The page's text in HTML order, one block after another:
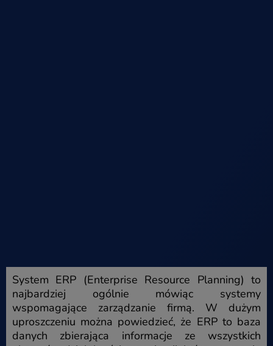
System ERP (Enterprise Resource Planning) to
najbardziej ogólnie mówiąc systemy
wspomagające zarządzanie firmą. W dużym
uproszczeniu można powiedzieć, że ERP to baza
danych zbierająca informacje ze wszystkich